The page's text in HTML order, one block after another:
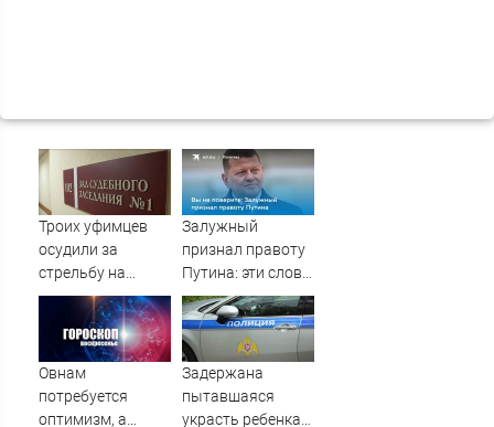
Троих уфимцев
осудили за
стрельбу на
кладбище в
Башкирии
Залужный
признал правоту
Путина: эти слова
прозвучали не
просто так
Овнам
потребуется
оптимизм, а
Задержана
пытавшаяся
украсть ребенка